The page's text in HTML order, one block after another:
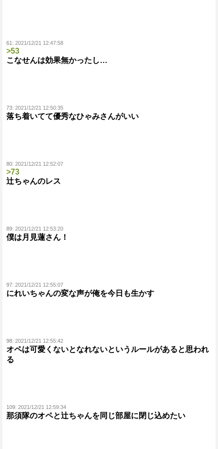
61: 2021/12/21 12:47:58
>53
こなせんは効果無かったし…
73: 2021/12/21 12:50:35
落ち着いてて優秀なひゃみさんがいい
80: 2021/12/21 12:52:07
>73
辻ちゃんのレス
89: 2021/12/21 12:53:20
僕は月見蓮さん！
97: 2021/12/21 12:55:07
にれいちゃんの変な声が俺を今日も生かす
98: 2021/12/21 12:55:42
オペは可愛くないとなれないというルールがあると思われ
る
109: 2021/12/21 12:59:34
那須隊のオペと辻ちゃんを同じ部屋に閉じ込めたい